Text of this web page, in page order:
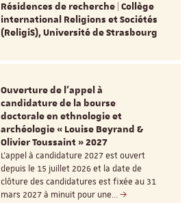
Résidences de recherche | Collège
international Religions et Sociétés
(ReligiS), Université de Strasbourg
Ouverture de l'appel à
candidature de la bourse
doctorale en ethnologie et
archéologie « Louise Beyrand &
Olivier Toussaint » 2027
L’appel à candidature 2027 est ouvert
depuis le 15 juillet 2026 et la date de
clôture des candidatures est fixée au 31
mars 2027 à minuit pour une…